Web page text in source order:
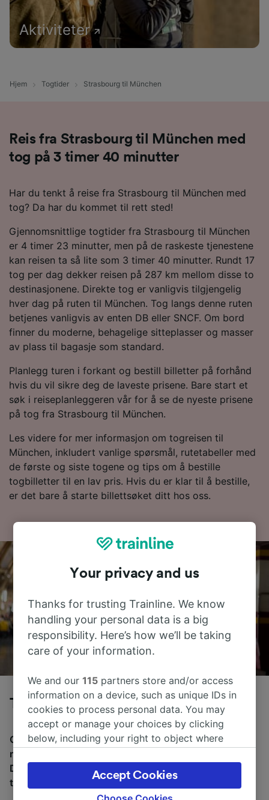
Aktiviteter
Hjem Togtider Strasbourg til München
Reis fra Strasbourg til München med
tog på 3 timer 40 minutter
Har du tenkt å reise fra Strasbourg til München med
tog? Da har du kommet til rett sted!
Gjennomsnittlige togtider fra Strasbourg til München
er 4 timer 23 minutter, men på de raskeste tjenestene
kan reisen ta så lite som 3 timer 40 minutter. Rundt 17
tog per dag dekker reisen på 287 km mellom disse to
destinasjonene. Direkte tog er vanligvis tilgjengelig
hver dag på ruten til München. Tog langs denne ruten
betjenes vanligvis av enten DB eller SNCF. Om bord
finner du moderne, behagelige sitteplasser og masser
av plass til bagasje som standard.
Planlegg turen i forkant og bestill billetter på forhånd
hvis du vil sikre deg de laveste prisene. Bare start et
søk i reiseplanleggeren vår for å se de nyeste prisene
på tog fra Strasbourg til München.
Les videre for mer informasjon om togreisen til
München, inkludert vanlige spørsmål, rutetabeller med
de første og siste togene og tips om å bestille
togbilletter til en lav pris. Hvis du er klar til å bestille,
er det bare å starte billettsøket ditt hos oss.
Tog fra Strasbourg til München
Gjennomsnittlig tid å reise fra Strasbourg til München
med tog er 4 t 23m, over en avstand på rundt 287 km.
Det er normalt 17 tog per dag som reiser fra Strasbourg
til München, og billetter starter fra kr 361,90.
Your privacy and us
Thanks for trusting Trainline. We know
handling your personal data is a big
responsibility. Here’s how we’ll be taking
care of your information.
We and our115 partners store and/or access
information on a device, such as unique IDs in
cookies to process personal data. You may
accept or manage your choices by clicking
below, including your right to object where
the privacy policy page. These choices will be
signaled to our partners and will not affect
browsing data. Your data will not be used for
Accept Cookies